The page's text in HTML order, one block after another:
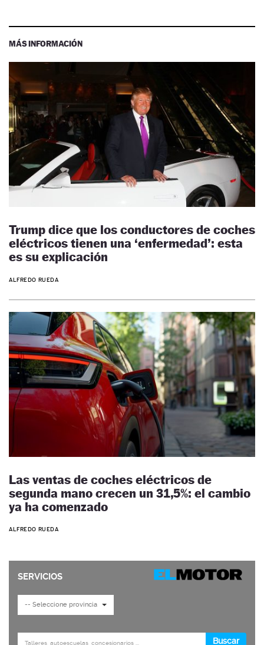
MÁS INFORMACIÓN
Trump dice que los conductores de coches
eléctricos tienen una ‘enfermedad’: esta
es su explicación
ALFREDO RUEDA
Las ventas de coches eléctricos de
segunda mano crecen un 31,5%: el cambio
ya ha comenzado
ALFREDO RUEDA